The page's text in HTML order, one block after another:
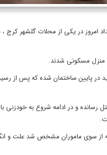
در یکی از محلات گلشهر کرج ،
پایین ساختمان شده که پس از
چاقو همسر خود را به قتل رسانده و در ادامه شروع
از سوی ماموران مشخص شد علت و